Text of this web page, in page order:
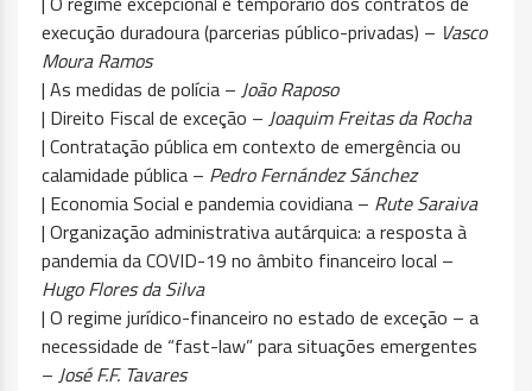
execução duradoura (parcerias público-privadas) – Vasco
Moura Ramos
| As medidas de polícia – João Raposo
| Direito Fiscal de exceção – Joaquim Freitas da Rocha
| Contratação pública em contexto de emergência ou
calamidade pública – Pedro Fernández Sánchez
| Economia Social e pandemia covidiana – Rute Saraiva
| Organização administrativa autárquica: a resposta à
pandemia da COVID-19 no âmbito financeiro local –
Hugo Flores da Silva
| O regime jurídico-financeiro no estado de exceção – a
necessidade de “fast-law” para situações emergentes
– José F.F. Tavares